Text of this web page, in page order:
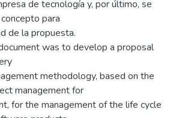
de tecnología y, por último, se
para
de la propuesta.
was to develop a proposal
methodology, based on the
management for
for the management of the life cycle